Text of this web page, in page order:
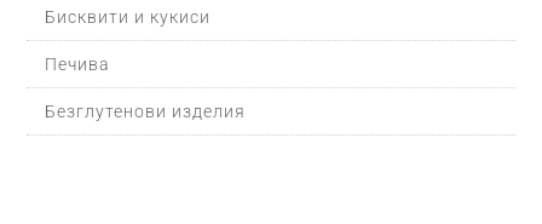
Бисквити и кукиси
Печива
Безглутенови изделия